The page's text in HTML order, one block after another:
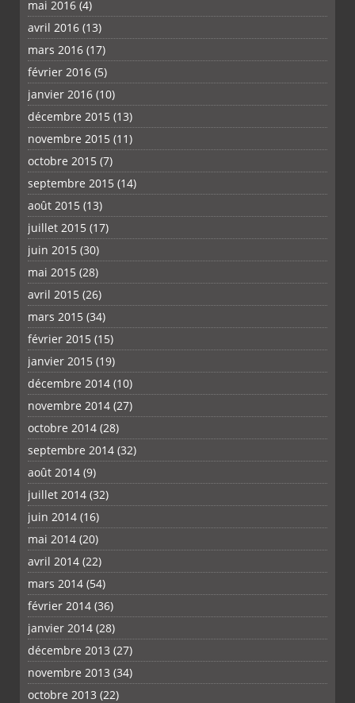
mai 2016 (4)
avril 2016 (13)
mars 2016 (17)
février 2016 (5)
janvier 2016 (10)
décembre 2015 (13)
novembre 2015 (11)
octobre 2015 (7)
septembre 2015 (14)
août 2015 (13)
juillet 2015 (17)
juin 2015 (30)
mai 2015 (28)
avril 2015 (26)
mars 2015 (34)
février 2015 (15)
janvier 2015 (19)
décembre 2014 (10)
novembre 2014 (27)
octobre 2014 (28)
septembre 2014 (32)
août 2014 (9)
juillet 2014 (32)
juin 2014 (16)
mai 2014 (20)
avril 2014 (22)
mars 2014 (54)
février 2014 (36)
janvier 2014 (28)
décembre 2013 (27)
novembre 2013 (34)
octobre 2013 (22)